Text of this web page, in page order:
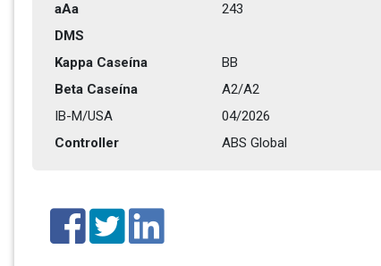
aAa
243
DMS
Kappa Caseína
BB
Beta Caseína
A2/A2
IB-M/USA
04/2026
Controller
ABS Global